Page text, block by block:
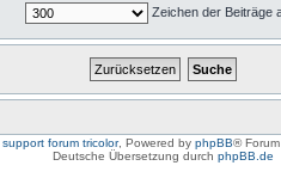
Zeichen der Beiträge
support forum tricolor, Powered by phpBB®
Deutsche Übersetzung durch phpBB.de